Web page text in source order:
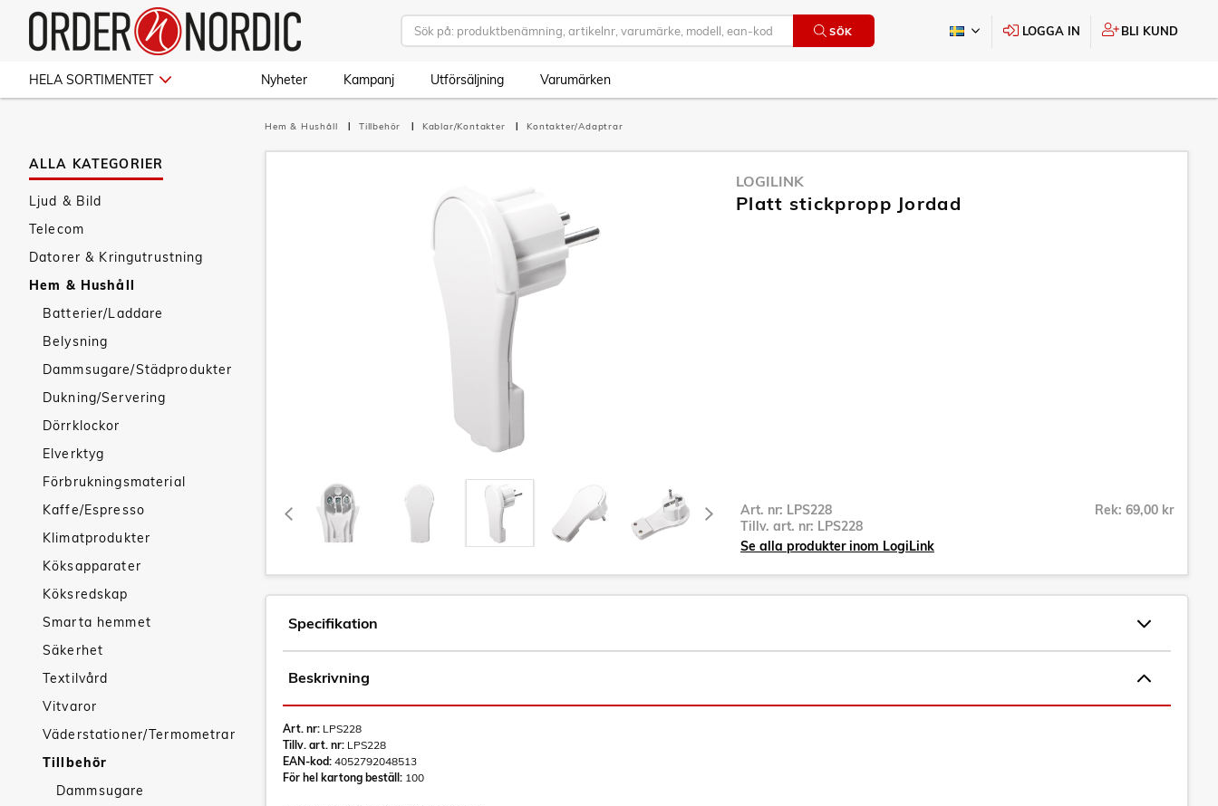
SÖK LOGGA IN BLI KUND
HELA SORTIMENTET Nyheter Kampanj Utförsäljning Varumärken
ALLA KATEGORIER
Ljud & Bild
Telecom
Datorer & Kringutrustning
Hem & Hushåll
Batterier/Laddare
Belysning
Dammsugare/Städprodukter
Dukning/Servering
Dörrklockor
Elverktyg
Förbrukningsmaterial
Kaffe/Espresso
Klimatprodukter
Köksapparater
Köksredskap
Smarta hemmet
Säkerhet
Textilvård
Vitvaror
Väderstationer/Termometrar
Tillbehör
Dammsugare
Hem & Hushåll Tillbehör Kablar/Kontakter Kontakter/Adaptrar
LOGILINK
Platt stickpropp Jordad
Art. nr: LPS228
Tillv. art. nr: LPS228
Rek: 69,00 kr
Se alla produkter inom LogiLink
Specifikation
Beskrivning
Art. nr: LPS228
Tillv. art. nr: LPS228
EAN-kod: 4052792048513
För hel kartong beställ: 100